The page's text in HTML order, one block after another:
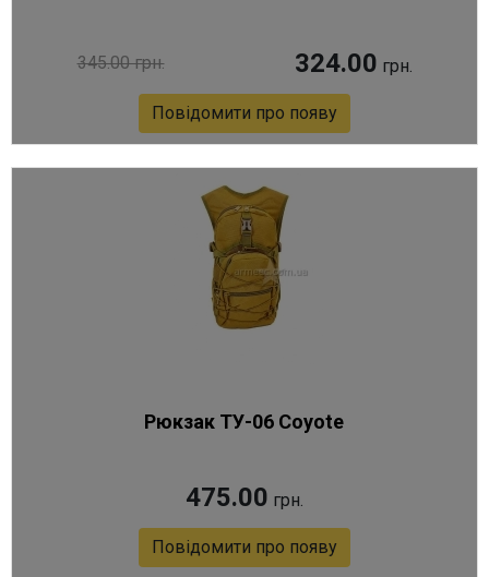
345.00 грн. 324.00 грн.
Повідомити про появу
Рюкзак ТУ-06 Coyote
475.00 грн.
Повідомити про появу